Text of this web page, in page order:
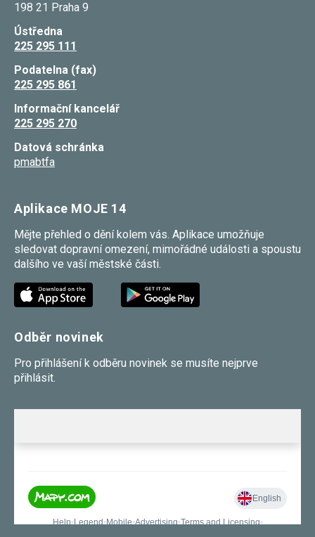
198 21 Praha 9
Ústředna
225 295 111
Podatelna (fax)
225 295 861
Informační kancelář
225 295 270
Datová schránka
pmabtfa
Aplikace MOJE 14
Mějte přehled o dění kolem vás. Aplikace umožňuje
sledovat dopravní omezení, mimořádné události a spoustu
dalšího ve vaší městské části.
Odběr novinek
Pro přihlášení k odběru novinek se musíte nejprve
přihlásit.